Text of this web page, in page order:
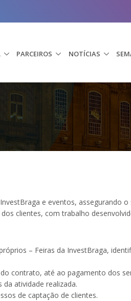
PARCEIROS NOTÍCIAS
e eventos, assegurando
clientes, com trabalho
– Feiras da InvestBraga,
contrato, até ao pagamento dos
atividade realizada.
de captação de clientes.